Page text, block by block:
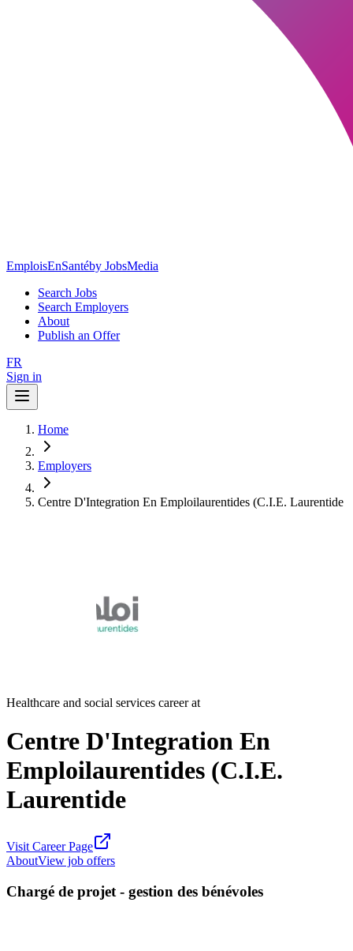
EmploisEnSantéby JobsMedia
Search Jobs
Search Employers
About
Publish an Offer
FR
Sign in
Home
Employers
Centre D'Integration En Emploilaurentides (C.I.E. Laurentide
Healthcare and social services career at
Centre D'Integration En
Emploilaurentides (C.I.E.
Laurentide
Visit Career Page
AboutView job offers
Chargé de projet - gestion des bénévoles